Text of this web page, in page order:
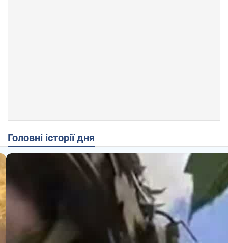
Головні історії дня